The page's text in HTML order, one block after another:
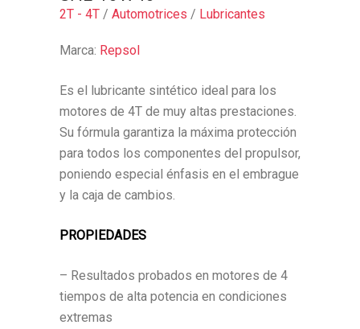
2T - 4T / Automotrices / Lubricantes
Marca: Repsol
Es el lubricante sintético ideal para los
motores de 4T de muy altas prestaciones.
Su fórmula garantiza la máxima protección
para todos los componentes del propulsor,
poniendo especial énfasis en el embrague
y la caja de cambios.
PROPIEDADES
– Resultados probados en motores de 4
tiempos de alta potencia en condiciones
extremas